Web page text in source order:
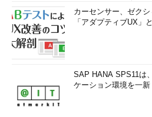
カーセンサー、ゼク
「アダプティブUX」
SAP HANA SPS11は
ケーション環境を一新